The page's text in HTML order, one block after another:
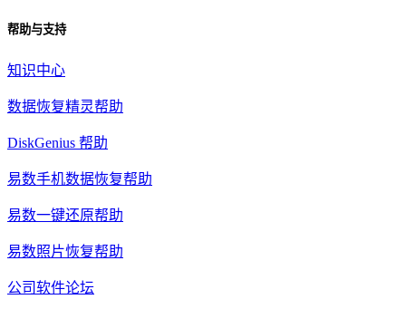
帮助与支持
知识中心
数据恢复精灵帮助
DiskGenius 帮助
易数手机数据恢复帮助
易数一键还原帮助
易数照片恢复帮助
公司软件论坛